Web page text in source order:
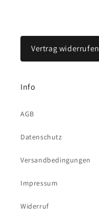
Vertrag widerrufen
Info
AGB
Datenschutz
Versandbedingungen
Impressum
Widerruf